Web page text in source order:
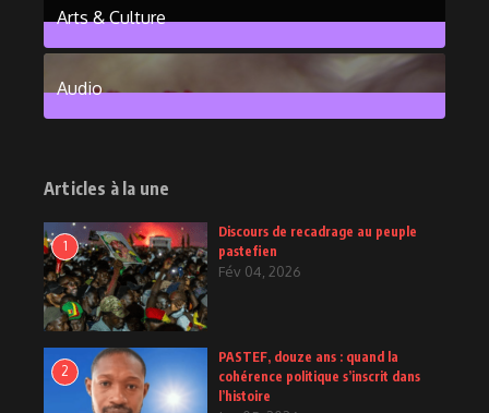
Arts & Culture
6Posts
Audio
Articles à la une
1
Discours de recadrage au peuple
pastefien
Fév 04, 2026
2
PASTEF, douze ans : quand la
cohérence politique s’inscrit dans
l’histoire